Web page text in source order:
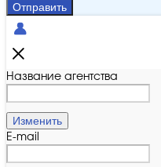
Отправить
Название агентства
Изменить
E-mail